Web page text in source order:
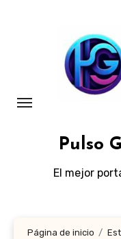
Pulso
El mejor
Página de inicio